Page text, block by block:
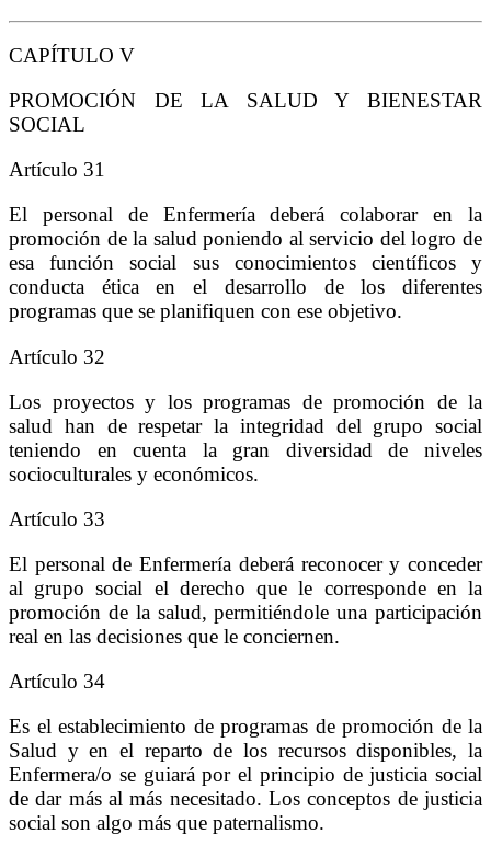
CAPÍTULO V
PROMOCIÓN DE LA SALUD Y BIENESTAR
SOCIAL
Artículo 31
El personal de Enfermería deberá colaborar en la
promoción de la salud poniendo al servicio del logro de
esa función social sus conocimientos científicos y
conducta ética en el desarrollo de los diferentes
programas que se planifiquen con ese objetivo.
Artículo 32
Los proyectos y los programas de promoción de la
salud han de respetar la integridad del grupo social
teniendo en cuenta la gran diversidad de niveles
socioculturales y económicos.
Artículo 33
El personal de Enfermería deberá reconocer y conceder
al grupo social el derecho que le corresponde en la
promoción de la salud, permitiéndole una participación
real en las decisiones que le conciernen.
Artículo 34
Es el establecimiento de programas de promoción de la
Salud y en el reparto de los recursos disponibles, la
Enfermera/o se guiará por el principio de justicia social
de dar más al más necesitado. Los conceptos de justicia
social son algo más que paternalismo.